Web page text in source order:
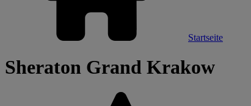
Startseite
Sheraton Grand Krakow